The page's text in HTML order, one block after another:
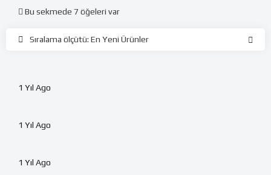
Sıralama ölçütü: En Yeni Ürünler
Bu sekmede 7 öğeleri var
#2
1 Yıl Ago
#4
Düşünelim
1 Yıl Ago
#8
Ailemize İnciler
1 Yıl Ago
Gönül Kuşağı